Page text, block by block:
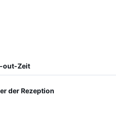
out-Zeit
der Rezeption